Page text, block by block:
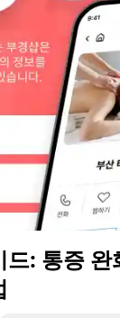
완화와 근육 회
: 통증 완